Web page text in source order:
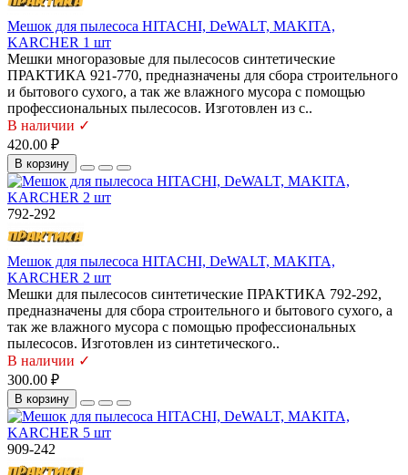
Мешок для пылесоса HITACHI, DeWALT, MAKITA,
KARCHER 1 шт
Мешки многоразовые для пылесосов синтетические
ПРАКТИКА 921-770, предназначены для сбора строительного
и бытового сухого, а так же влажного мусора с помощью
профессиональных пылесосов. Изготовлен из с..
В наличии ✓
420.00 ₽
В корзину
792-292
Мешок для пылесоса HITACHI, DeWALT, MAKITA,
KARCHER 2 шт
Мешки для пылесосов синтетические ПРАКТИКА 792-292,
предназначены для сбора строительного и бытового сухого, а
так же влажного мусора с помощью профессиональных
пылесосов. Изготовлен из синтетического..
В наличии ✓
300.00 ₽
В корзину
909-242